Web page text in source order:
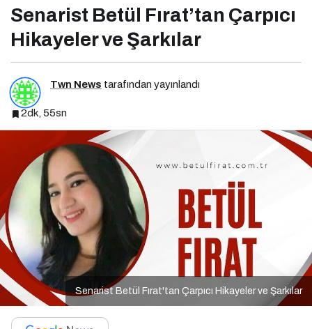
Senarist Betül Fırat’tan Çarpıcı
Hikayeler ve Şarkılar
Twn News tarafından yayınlandı
2dk, 55sn
Senarist Betül Fırat'tan Çarpıcı Hikayeler ve Şarkılar